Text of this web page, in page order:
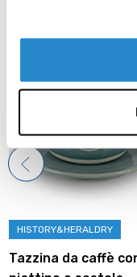
HISTORY&HERALDRY
Tazzina da caffè